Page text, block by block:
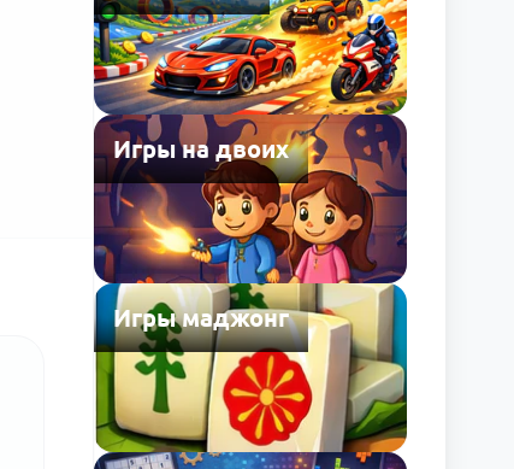
Игры на двоих
Игры маджонг